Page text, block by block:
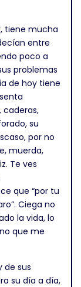
tiene mucha
entre
poco a
problemas
de hoy tiene
caderas,
su
por no
muerda,
Te ves
que “por tu
Ciega no
la vida, lo
que me
de sus
su día a día,